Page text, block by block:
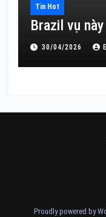
Tin Hot
Brazil vụ
30/04/2026
Proudly powered by